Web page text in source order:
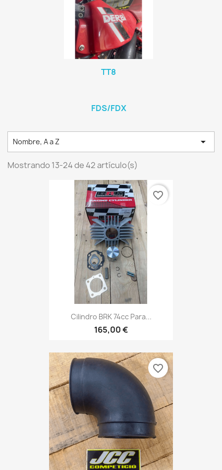
TT8
FDS/FDX
Nombre, A a Z 
Mostrando 13-24 de 42 artículo(s)
Cilindro BRK 74cc Para...
165,00 €
favorite_border
favorite_border